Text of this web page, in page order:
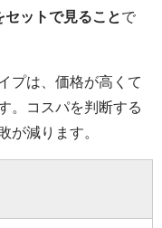
セットで見ることで
プは、価格が高くて
。コスパを判断する
が減ります。